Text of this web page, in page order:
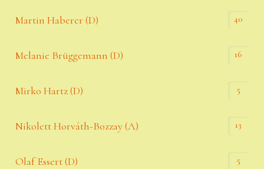
Martin Haberer (D) 40
Melanie Brüggemann (D) 16
Mirko Hartz (D) 5
Nikolett Horváth-Bozzay (A) 13
Olaf Essert (D) 5